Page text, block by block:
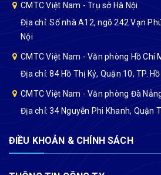
CMTC Việt Nam - Trụ sở Hà Nội
Địa chỉ: Số nhà A12, ngõ 242 Vạn
Nội
CMTC Việt Nam - Văn phòng Hồ Chí
Địa chỉ: 84 Hồ Thị Kỷ, Quận 10, TP.
CMTC Việt Nam - Văn phòng Đà
Địa chỉ: 34 Nguyễn Phi Khanh, Quận
ĐIỀU KHOẢN & CHÍNH SÁCH